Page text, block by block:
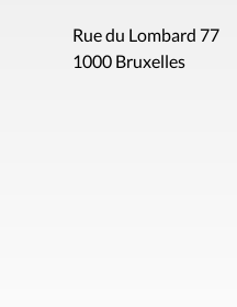
Rue du Lombard 77
1000 Bruxelles